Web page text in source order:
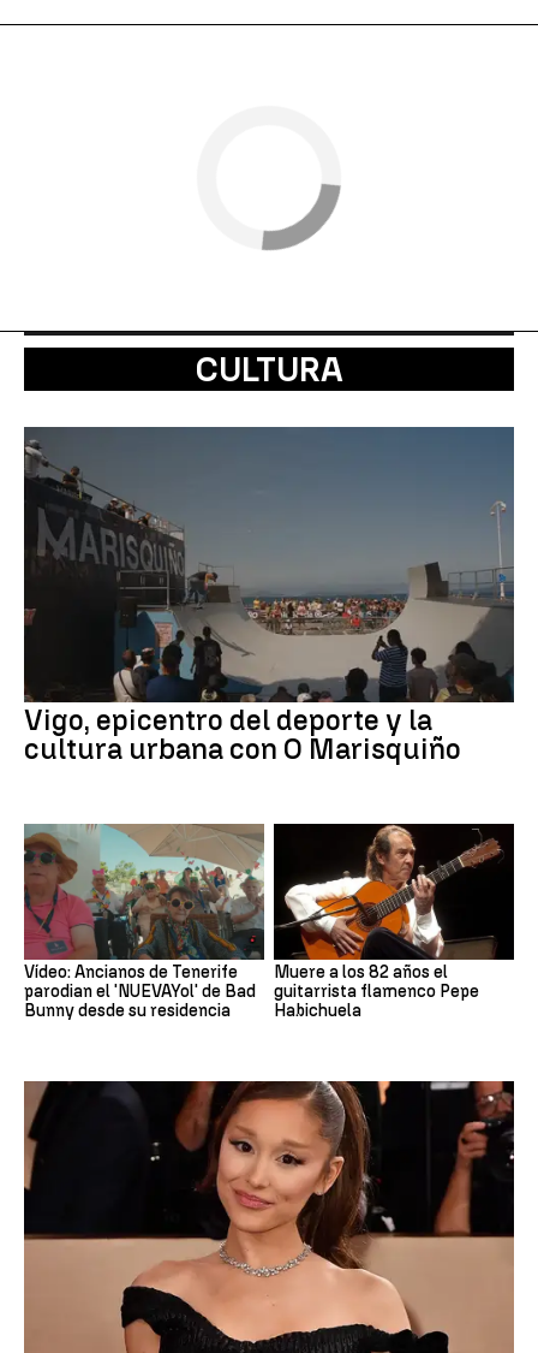
CULTURA
Vigo, epicentro del deporte y la
cultura urbana con O Marisquiño
Vídeo: Ancianos de Tenerife
parodian el 'NUEVAYol' de Bad
Bunny desde su residencia
Muere a los 82 años el
guitarrista flamenco Pepe
Habichuela